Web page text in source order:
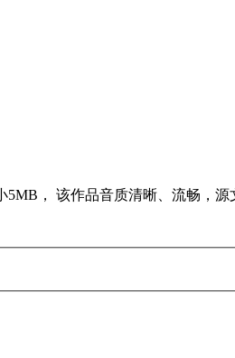
5MB， 该作品音质清晰、流畅，